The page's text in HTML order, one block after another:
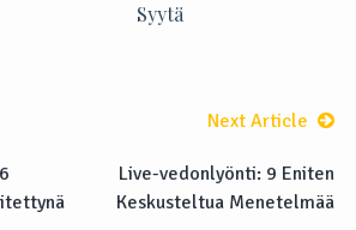
Syytä
Next Article
Live-vedonlyönti: 9 Eniten
Keskusteltua Menetelmää